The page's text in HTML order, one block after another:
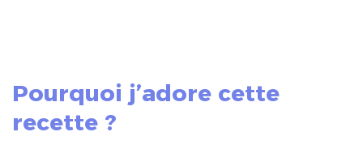
Pourquoi j’adore cette
recette ?